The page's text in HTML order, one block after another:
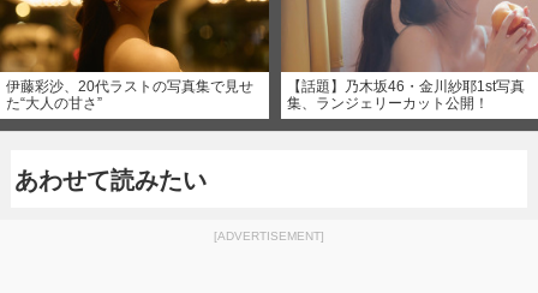
伊藤彩沙、20代ラストの写真集で見せ
た“大人の甘さ”
【話題】乃木坂46・金川紗耶1st写真
集、ランジェリーカット公開！
あわせて読みたい
[ADVERTISEMENT]